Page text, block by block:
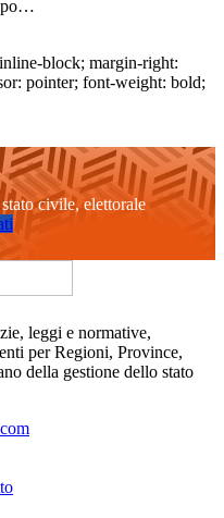
block; margin-right:
pointer; font-weight: bold;
civile, elettorale
leggi e normative,
per Regioni, Province,
della gestione dello stato